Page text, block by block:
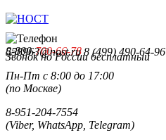
8-800-700-66-78
Звонок по России бесплатный
558963@nost.ru 8 (499) 490-64-96
Пн-Пт с 8:00 до 17:00
(по Москве)
8-951-204-7554
(Viber, WhatsApp, Telegram)